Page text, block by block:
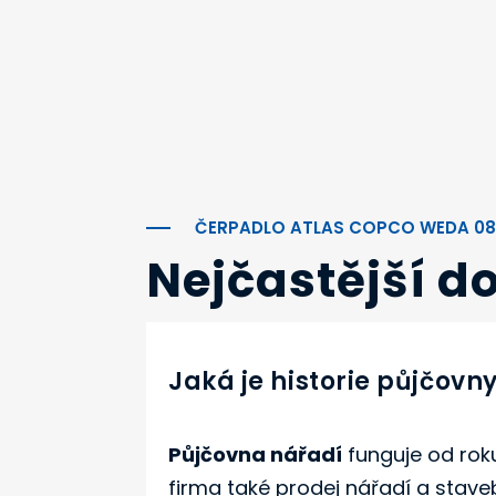
ČERPADLO ATLAS COPCO WEDA
Nejčastější
Jaká je historie
Půjčovna nářadí funguje od
firma také prodej nářadí a